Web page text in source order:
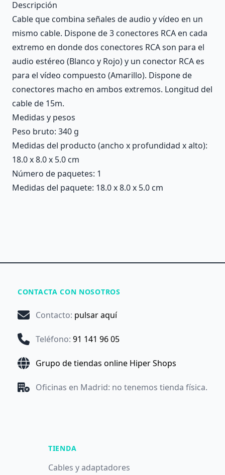
Descripción
Cable que combina señales de audio y vídeo en un
mismo cable. Dispone de 3 conectores RCA en cada
extremo en donde dos conectores RCA son para el
audio estéreo (Blanco y Rojo) y un conector RCA es
para el vídeo compuesto (Amarillo). Dispone de
conectores macho en ambos extremos. Longitud del
cable de 15m.
Medidas y pesos
Peso bruto: 340 g
Medidas del producto (ancho x profundidad x alto):
18.0 x 8.0 x 5.0 cm
Número de paquetes: 1
Medidas del paquete: 18.0 x 8.0 x 5.0 cm
CONTACTA CON NOSOTROS
Contacto: pulsar aquí
Teléfono: 91 141 96 05
Grupo de tiendas online Hiper Shops
Oficinas en Madrid: no tenemos tienda física.
TIENDA
Cables y adaptadores